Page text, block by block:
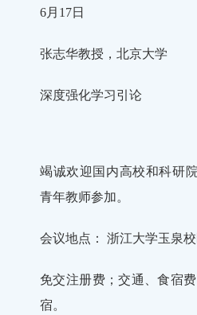
6月17日
张志华教授，北京大学
深度强化学习引论
竭诚欢迎国内高校和科研
青年教师参加。
会议地点： 浙江大学玉泉
免交注册费；交通、食宿
宿。